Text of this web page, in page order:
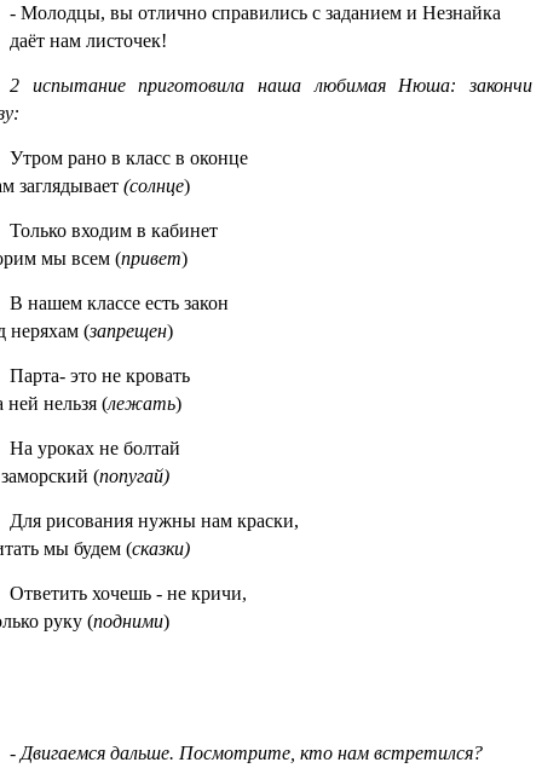
- Молодцы, вы отлично справились с заданием и Незнайка
даёт нам листочек!
2 испытание приготовила наша любимая Нюша: закончи
Утром рано в класс в оконце
заглядывает (солнце)
Только входим в кабинет
мы всем (привет)
В нашем классе есть закон
неряхам (запрещен)
Парта- это не кровать
нельзя (лежать)
На уроках не болтай
(попугай)
Для рисования нужны нам краски,
мы будем (сказки)
Ответить хочешь - не кричи,
руку (подними)
- Двигаемся дальше. Посмотрите, кто нам встретился?